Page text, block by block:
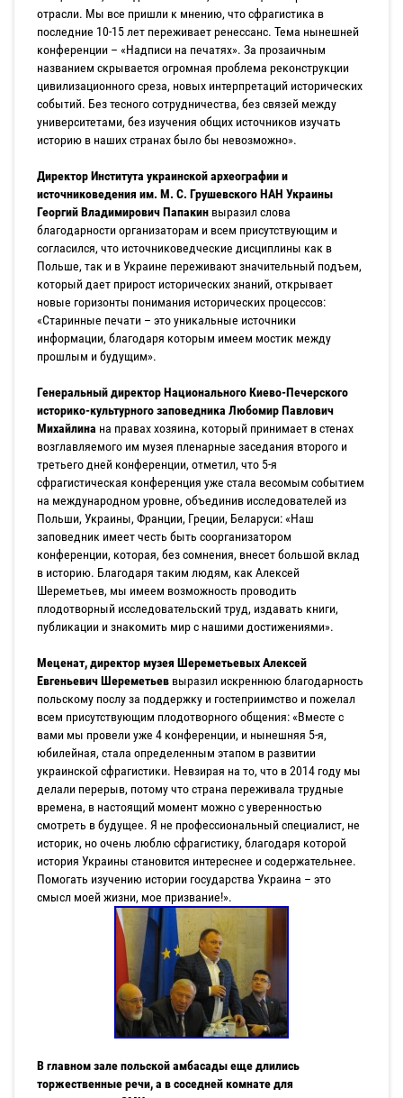
отрасли. Мы все пришли к мнению, что сфрагистика в
последние 10-15 лет переживает ренессанс. Тема нынешней
конференции – «Надписи на печатях». За прозаичным
названием скрывается огромная проблема реконструкции
цивилизационного среза, новых интерпретаций исторических
событий. Без тесного сотрудничества, без связей между
университетами, без изучения общих источников изучать
историю в наших странах было бы невозможно».
Директор Института украинской археографии и
источниковедения им. М. С. Грушевского НАН Украины
Георгий Владимирович Папакин выразил слова
благодарности организаторам и всем присутствующим и
согласился, что источниковедческие дисциплины как в
Польше, так и в Украине переживают значительный подъем,
который дает прирост исторических знаний, открывает
новые горизонты понимания исторических процессов:
«Старинные печати – это уникальные источники
информации, благодаря которым имеем мостик между
прошлым и будущим».
Генеральный директор Национального Киево-Печерского
историко-культурного заповедника Любомир Павлович
Михайлина на правах хозяина, который принимает в стенах
возглавляемого им музея пленарные заседания второго и
третьего дней конференции, отметил, что 5-я
сфрагистическая конференция уже стала весомым событием
на международном уровне, объединив исследователей из
Польши, Украины, Франции, Греции, Беларуси: «Наш
заповедник имеет честь быть соорганизатором
конференции, которая, без сомнения, внесет большой вклад
в историю. Благодаря таким людям, как Алексей
Шереметьев, мы имеем возможность проводить
плодотворный исследовательский труд, издавать книги,
публикации и знакомить мир с нашими достижениями».
Меценат, директор музея Шереметьевых Алексей
Евгеньевич Шереметьев выразил искреннюю благодарность
польскому послу за поддержку и гостеприимство и пожелал
всем присутствующим плодотворного общения: «Вместе с
вами мы провели уже 4 конференции, и нынешняя 5-я,
юбилейная, стала определенным этапом в развитии
украинской сфрагистики. Невзирая на то, что в 2014 году мы
делали перерыв, потому что страна переживала трудные
времена, в настоящий момент можно с уверенностью
смотреть в будущее. Я не профессиональный специалист, не
историк, но очень люблю сфрагистику, благодаря которой
история Украины становится интереснее и содержательнее.
Помогать изучению истории государства Украина – это
смысл моей жизни, мое призвание!».
В главном зале польской амбасады еще длились
торжественные речи, а в соседней комнате для